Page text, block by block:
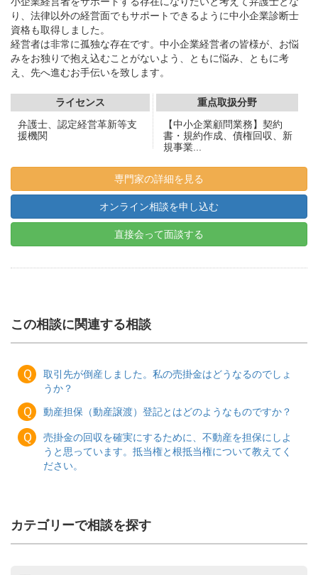
り、法律以外の経営面でもサポートできるように中小企業診断士
資格も取得しました。
経営者は非常に孤独な存在です。中小企業経営者の皆様が、お悩
みをお独りで抱え込むことがないよう、ともに悩み、ともに考
え、先へ進むお手伝いを致します。
ライセンス
弁護士、認定経営革新等支
援機関
重点取扱分野
【中小企業顧問業務】契約
書・規約作成、債権回収、新
規事業...
専門家の詳細を見る
オンライン相談を申し込む
直接会って面談する
この相談に関連する相談
Ｑ
取引先が倒産しました。私の売掛金はどうなるのでしょ
うか？
Ｑ 動産担保（動産譲渡）登記とはどのようなものですか？
Ｑ
売掛金の回収を確実にするために、不動産を担保にしよ
うと思っています。抵当権と根抵当権について教えてく
ださい。
カテゴリーで相談を探す